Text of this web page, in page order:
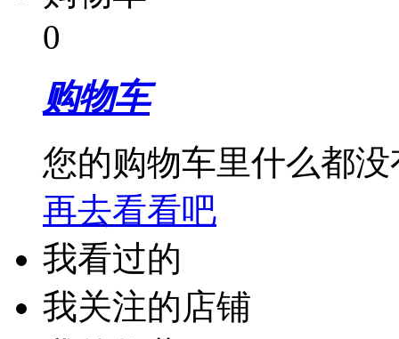
0
购物车
您的购物车里什么都没
再去看看吧
我看过的
我关注的店铺